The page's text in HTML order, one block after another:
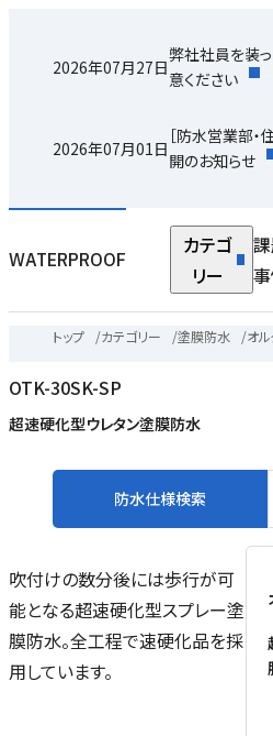
2026年07月27日
弊社社員を装っ
意ください
2026年07月01日
［防水営業部
開のお知らせ
WATERPROOF
カテゴ
リー
トップ /カテゴリー /塗膜防水 /オ
OTK-30SK-SP
超速硬化型ウレタン塗膜防水
防水仕様検索
吹付けの数分後には歩行が可
能となる超速硬化型スプレー塗
膜防水。全工程で速硬化品を採
用しています。